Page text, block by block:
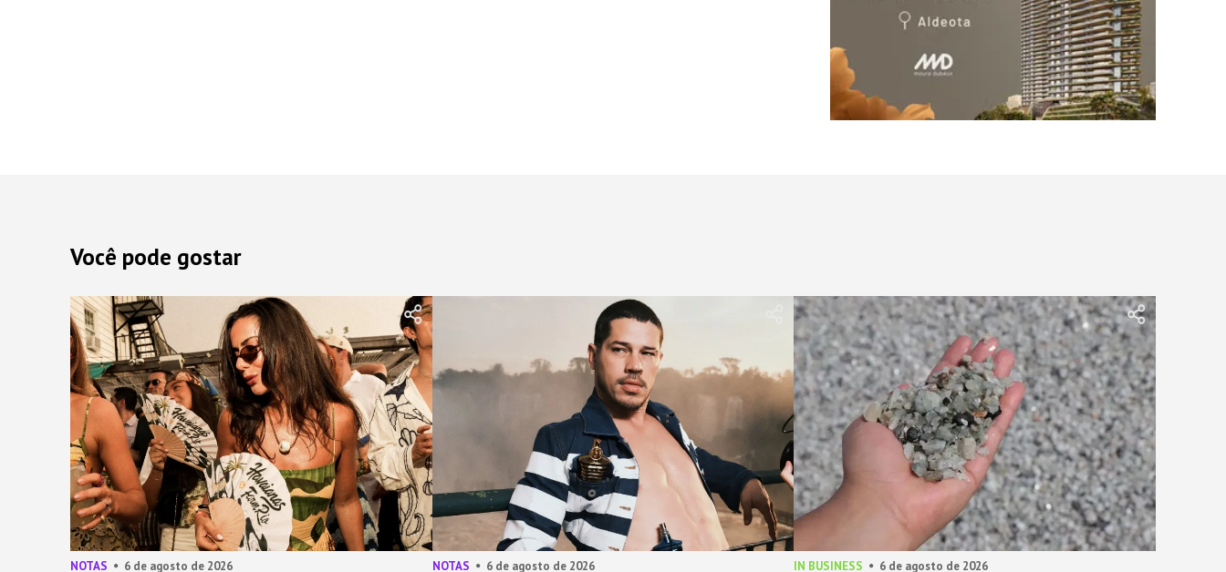
Você pode gostar
NOTAS 6 de agosto de 2026 NOTAS 6 de agosto de 2026 IN BUSINESS 6 de agosto de 2026